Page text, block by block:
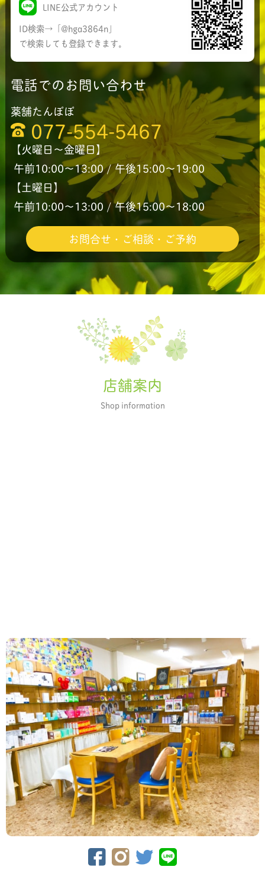
LINE公式アカウント
ID検索→「@hga3864n」
で検索しても登録できます。
電話でのお問い合わせ
薬舗たんぽぽ
077-554-5467
【火曜日〜金曜日】
午前10:00〜13:00 / 午後15:00〜19:00
【土曜日】
午前10:00〜13:00 / 午後15:00〜18:00
お問合せ・ご相談・ご予約
店舗案内
Shop information